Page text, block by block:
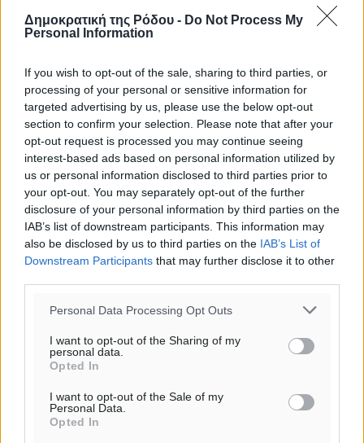
Δημοκρατική της Ρόδου - Do Not Process My
Personal Information
If you wish to opt-out of the sale, sharing to third parties, or
processing of your personal or sensitive information for
targeted advertising by us, please use the below opt-out
section to confirm your selection. Please note that after your
opt-out request is processed you may continue seeing
interest-based ads based on personal information utilized by
us or personal information disclosed to third parties prior to
your opt-out. You may separately opt-out of the further
disclosure of your personal information by third parties on the
IAB’s list of downstream participants. This information may
also be disclosed by us to third parties on the IAB’s List of
Downstream Participants that may further disclose it to other
Personal Data Processing Opt Outs
I want to opt-out of the Sharing of my
personal data.
Opted In
I want to opt-out of the Sale of my
Personal Data.
Opted In
Ροή ειδήσεων
Ερώτηση Μπελέρη σε Κομισιόν για τη δημιουργία
«σύγχρονου Ευρωπαϊκού Ταμείου Αντιμετώπισης
Φυσικών Καταστροφών»